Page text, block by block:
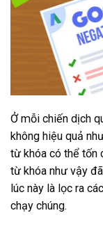
Ở mỗi chiến dịch
không hiệu quả
từ khóa có thể tốn
từ khóa như vậy
lúc này là lọc ra
chạy chúng.